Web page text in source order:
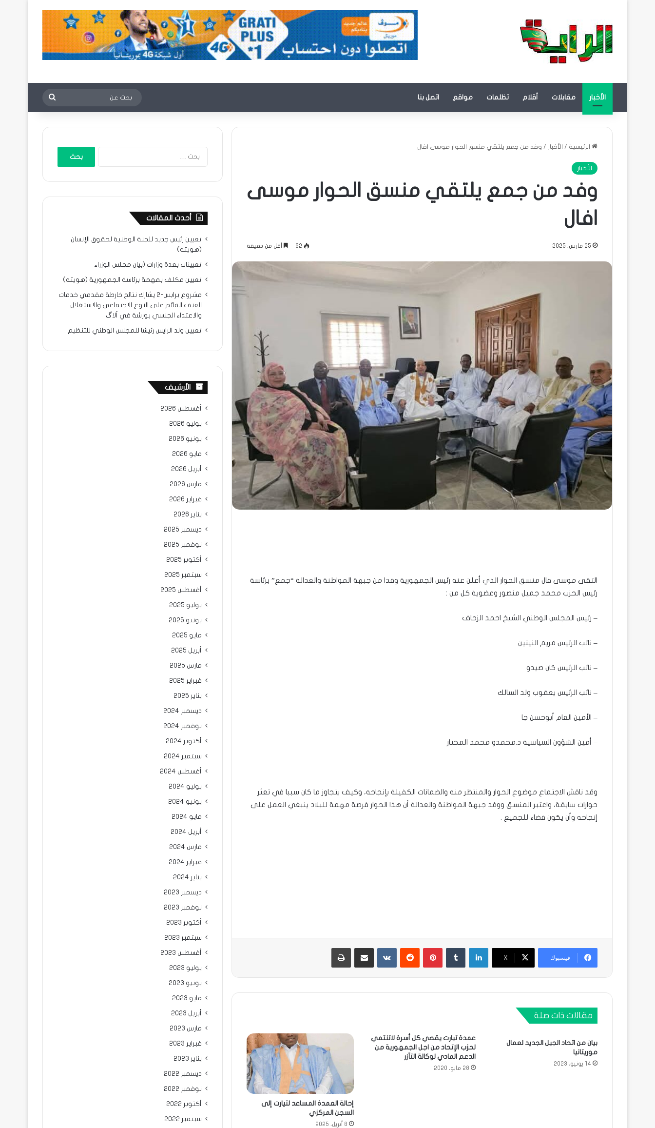
الأخبار مقابلات أقلام تظلمات مواقع اتصل بنا بحث
عن
الرئيسية / الأخبار / وفد من جمع يلتقي منسق الحوار موسى افال
الأخبار
وفد من جمع يلتقي منسق الحوار موسى
افال
25 مارس، 2025 92 أقل من دقيقة
التقى موسى فال منسق الحوار الذي أعلن عنه رئيس الجمهورية وفدا من جبهة المواطنة والعدالة “جمع” برئاسة
رئيس الحزب محمد جميل منصور وعضوية كل من :
– رئيس المجلس الوطني الشيخ احمد الزحاف
– نائب الرئيس مريم النينين
– نائب الرئيس كان صيدو
– نائب الرئيس يعقوب ولد السالك
– الأمين العام أبوحسن جا
– أمين الشؤون السياسية د.محمدو محمد المختار
وقد ناقش الاجتماع موضوع الحوار والمنتظر منه والضمانات الكفيلة بإنجاحه، وكيف يتجاوز ما كان سببا في تعثر
حوارات سابقة، واعتبر المنسق ووفد جبهة المواطنة والعدالة أن هذا الحوار فرصة مهمة للبلاد ينبغي العمل على
إنجاحه وأن يكون فضاء للجميع .
فيسبوك X
لينكدإن بينتيريست مشاركة عبر البريد طباعة
مقالات ذات صلة
بيان من اتحاد الجيل الجديد لعمال
موريتانيا
14 يونيو، 2023
عمدة تيارت يقصي كل أسرة لاتنتمي
لحزب الإتحاد من اجل الجمهورية من
الدعم المادي لوكالة التآزر
28 مايو، 2020
إحالة العمدة المساعد لتيارت إلى
السجن المركزي
8 أبريل، 2025
أحدث المقالات
تعيين رئيس جديد للجنة الوطنية لحقوق الإنسان
(هويته)
تعيينات بعدة وزارات (بيان مجلس الوزراء
تعيين مكلف بمهمة برئاسة الجمهورية (هويته)
مشروع برابس-2 يشارك نتائح خارطة مقدمي خدمات
العنف القائم على النوع الاجتماعي والاستغلال
والاعتداء الجنسي بورشة في ألاگ
تعيين ولد الرايس رئيسًا للمجلس الوطني للتنظيم
الأرشيف
أغسطس 2026
يوليو 2026
يونيو 2026
مايو 2026
أبريل 2026
مارس 2026
فبراير 2026
يناير 2026
ديسمبر 2025
نوفمبر 2025
أكتوبر 2025
سبتمبر 2025
أغسطس 2025
يوليو 2025
يونيو 2025
مايو 2025
أبريل 2025
مارس 2025
فبراير 2025
يناير 2025
ديسمبر 2024
نوفمبر 2024
أكتوبر 2024
سبتمبر 2024
أغسطس 2024
يوليو 2024
يونيو 2024
مايو 2024
أبريل 2024
مارس 2024
فبراير 2024
يناير 2024
ديسمبر 2023
نوفمبر 2023
أكتوبر 2023
سبتمبر 2023
أغسطس 2023
يوليو 2023
يونيو 2023
مايو 2023
أبريل 2023
مارس 2023
فبراير 2023
يناير 2023
ديسمبر 2022
نوفمبر 2022
أكتوبر 2022
سبتمبر 2022